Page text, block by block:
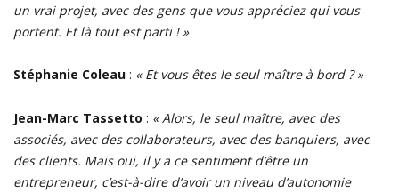
un vrai projet, avec des gens que vous appréciez qui vous
portent. Et là tout est parti ! »
Stéphanie Coleau : « Et vous êtes le seul maître à bord ? »
Jean-Marc Tassetto : « Alors, le seul maître, avec des
associés, avec des collaborateurs, avec des banquiers, avec
des clients. Mais oui, il y a ce sentiment d’être un
entrepreneur, c’est-à-dire d’avoir un niveau d’autonomie